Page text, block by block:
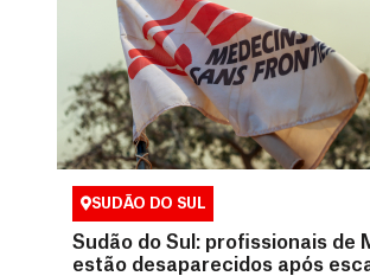
SUDÃO DO SUL
Sudão do Sul: profissionais de
estão desaparecidos após